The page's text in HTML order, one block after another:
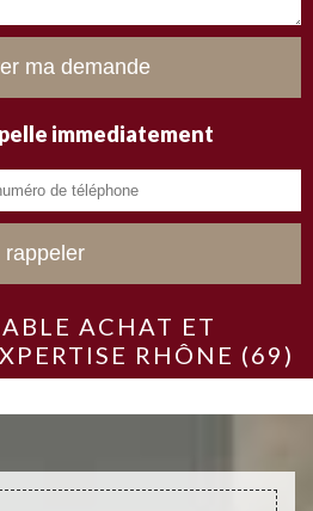
immediatement
ACHAT ET
RHÔNE (69)